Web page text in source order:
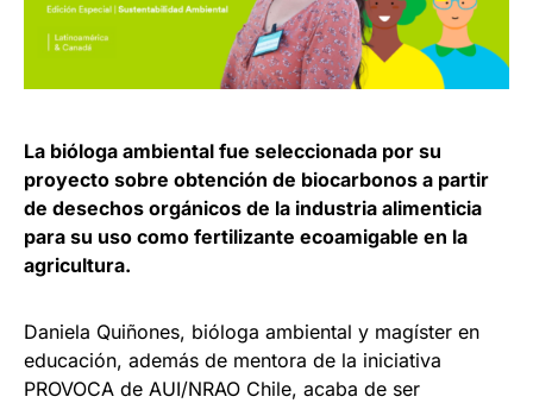
La bióloga ambiental fue seleccionada por su
proyecto sobre obtención de biocarbonos a partir
de desechos orgánicos de la industria alimenticia
para su uso como fertilizante ecoamigable en la
agricultura.
Daniela Quiñones, bióloga ambiental y magíster en
educación, además de mentora de la iniciativa
PROVOCA de AUI/NRAO Chile, acaba de ser